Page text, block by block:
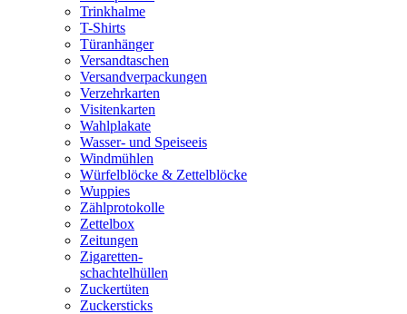
Trinkhalme
T-Shirts
Türanhänger
Versandtaschen
Versandverpackungen
Verzehrkarten
Visitenkarten
Wahlplakate
Wasser- und Speiseeis
Windmühlen
Würfelblöcke & Zettelblöcke
Wuppies
Zählprotokolle
Zettelbox
Zeitungen
Zigaretten-
schachtelhüllen
Zuckertüten
Zuckersticks